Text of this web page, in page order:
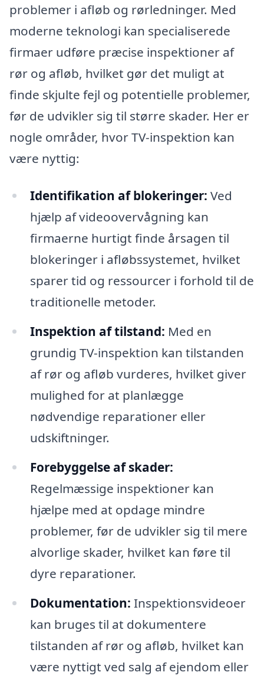
problemer i afløb og rørledninger. Med
moderne teknologi kan specialiserede
firmaer udføre præcise inspektioner af
rør og afløb, hvilket gør det muligt at
finde skjulte fejl og potentielle problemer,
før de udvikler sig til større skader. Her er
nogle områder, hvor TV-inspektion kan
være nyttig:
Identifikation af blokeringer: Ved
hjælp af videoovervågning kan
firmaerne hurtigt finde årsagen til
blokeringer i afløbssystemet, hvilket
sparer tid og ressourcer i forhold til de
traditionelle metoder.
Inspektion af tilstand: Med en
grundig TV-inspektion kan tilstanden
af rør og afløb vurderes, hvilket giver
mulighed for at planlægge
nødvendige reparationer eller
udskiftninger.
Forebyggelse af skader:
Regelmæssige inspektioner kan
hjælpe med at opdage mindre
problemer, før de udvikler sig til mere
alvorlige skader, hvilket kan føre til
dyre reparationer.
Dokumentation: Inspektionsvideoer
kan bruges til at dokumentere
tilstanden af rør og afløb, hvilket kan
være nyttigt ved salg af ejendom eller